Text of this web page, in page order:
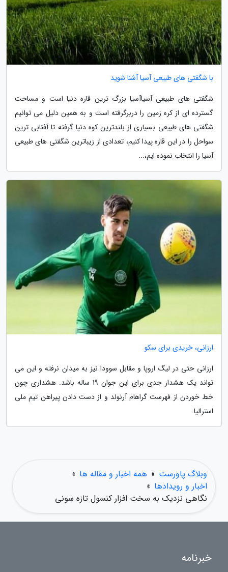
با شگفتی های طبیعی آسیا آشنا شوید
شگفتی های طبیعی آسیاآسیا بزرگ ترین قاره دنیا است و مساحت
گسترده ای از کره زمین را دربرگرفته است و به همین دلیل می توانیم
شگفتی های طبیعی بسیاری از بلندترین کوه دنیا گرفته تا آفتابی ترین
سواحل را در این قاره پیدا کنیم، تعدادی از زیباترین شگفتی های طبیعی
آسیا را انتخاب نموده ایم،...
ارزانی، خریدی برای سکو
ارزانی حتی در لیگ اروپا و مقابل سوودا نیز به میدان نرفته و این می
تواند یک هشدار جدی برای این جوان 19 ساله باشد. هشداری چون
خط خوردن از فهرست گراهام آرنولد و از دست دادن پیراهن تیم ملی
استرالیا.
وبلاگ پاورست » همه اخبار و مقاله ها »
اخبار و رویدادها »
نگاهی نزدیک به سخت افزار کنسول تازه سونی
خبرنامه